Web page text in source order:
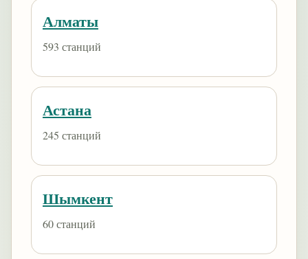
Алматы
593 станций
Астана
245 станций
Шымкент
60 станций